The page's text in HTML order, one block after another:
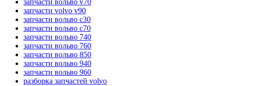
запчасти вольво v70
запчасти volvo v90
запчасти вольво c30
запчасти вольво c70
запчасти вольво 740
запчасти вольво 760
запчасти вольво 850
запчасти вольво 940
запчасти вольво 960
разборка запчастей volvo